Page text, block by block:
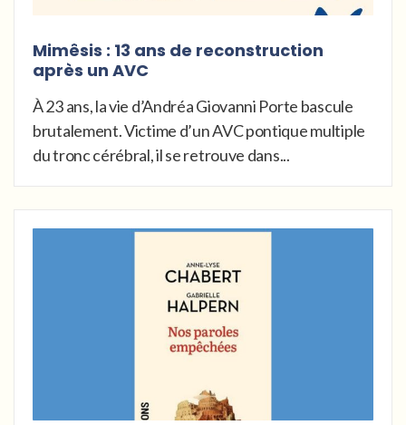
Mimêsis : 13 ans de reconstruction
après un AVC
À 23 ans, la vie d’Andréa Giovanni Porte bascule
brutalement. Victime d’un AVC pontique multiple
du tronc cérébral, il se retrouve dans...